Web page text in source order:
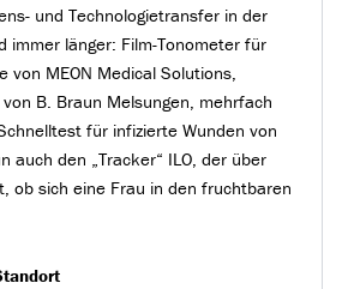
und Technologietransfer in der
immer länger: Film-Tonometer für
von MEON Medical Solutions,
B. Braun Melsungen, mehrfach
für infizierte Wunden von
auch den „Tracker“ ILO, der über
ob sich eine Frau in den fruchtbaren